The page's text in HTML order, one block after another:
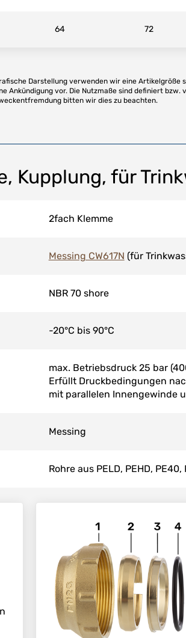
64 72
Darstellung verwenden wir eine Artikelgröße
Ankündigung vor. Die Nutzmaße sind definiert
bitten wir dies zu beachten.
Kupplung, für
2fach Klemme
Messing CW617N (für
NBR 70 shore
-20°C bis 90°C
max. Betriebsdruck 25 bar
Erfüllt Druckbedingungen
mit parallelen Innengewinde
Messing
Rohre aus PELD, PEHD, PE40,